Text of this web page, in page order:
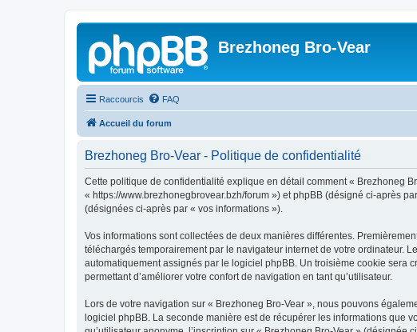
Brezhoneg Bro-Vear
Raccourcis FAQ
Accueil du forum
Brezhoneg Bro-Vear - Politique de confidentialité
Cette politique de confidentialité explique en détail comment « Brezhoneg
« https://www.brezhonegbrovear.bzh/forum ») et phpBB (désigné ci-après
(désignées ci-après par « vos informations »).
Vos informations sont collectées de deux manières différentes.
téléchargés temporairement par le navigateur internet de votre ordinateur.
automatiquement assignés par le logiciel phpBB. Un troisième cookie sera
permettant d’améliorer votre confort de navigation en tant qu’utilisateur.
Lors de votre navigation sur « Brezhoneg Bro-Vear », nous pouvons
logiciel phpBB. La seconde manière est de récupérer les informations